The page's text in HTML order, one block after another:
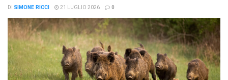
DI SIMONE RICCI 21 LUGLIO 2026 0